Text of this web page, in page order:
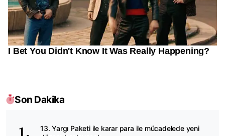
Son Dakika
13. Yargı Paketi ile karar para ile mücadelede yeni